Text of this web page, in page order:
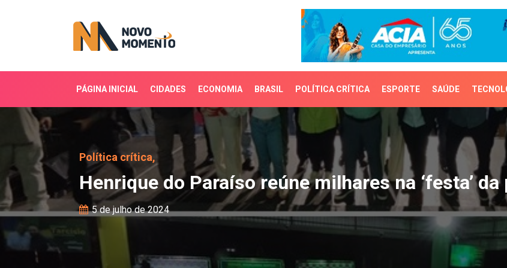
PÁGINA INICIAL CIDADES ECONOMIA BRASIL POLÍTICA CRÍTICA ESPORTE SAÚDE
Henrique do Paraíso reúne milhares na
Política crítica,
Henrique do Paraíso reúne milhares na ‘festa’
5 de julho de 2024